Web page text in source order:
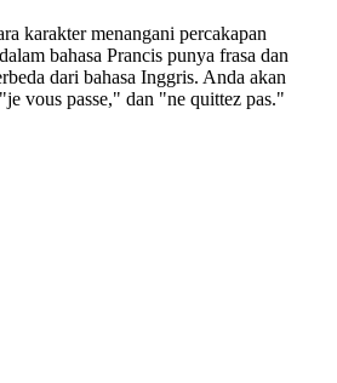
karakter menangani percakapan
bahasa Prancis punya frasa dan
dari bahasa Inggris. Anda akan
vous passe," dan "ne quittez pas."